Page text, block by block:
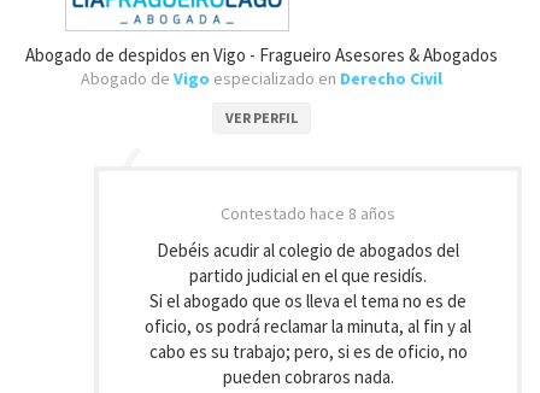
Abogado de despidos en Vigo - Fragueiro Asesores & Abogados
Abogado de Vigo especializado en Derecho Civil
VER PERFIL
Contestado hace 8 años
Debéis acudir al colegio de abogados del
partido judicial en el que residís.
Si el abogado que os lleva el tema no es de
oficio, os podrá reclamar la minuta, al fin y al
cabo es su trabajo; pero, si es de oficio, no
pueden cobraros nada.